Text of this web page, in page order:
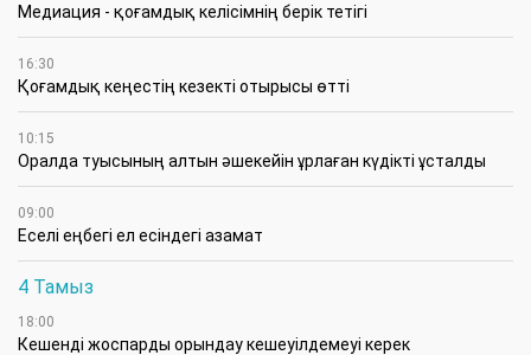
Медиация - қоғамдық келісімнің берік тетігі
16:30
Қоғамдық кеңестің кезекті отырысы өтті
10:15
Оралда туысының алтын әшекейін ұрлаған күдікті ұсталды
09:00
Еселі еңбегі ел есіндегі азамат
4 Тамыз
18:00
Кешенді жоспарды орындау кешеуілдемеуі керек